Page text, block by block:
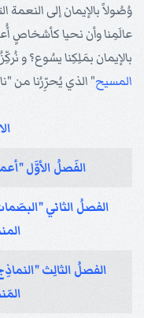
وُصُولاً بالإيمان إلى
عالَمِنا وأن نحيا كأشخاصٍ
بالإيمان بمَلِكِنا يسُوع؟ و
المسيح" الذي يُحرِّرُنا من
الفَصلُ الأوَّل
الفصلُ الثاني
الفصلُ الثالِث